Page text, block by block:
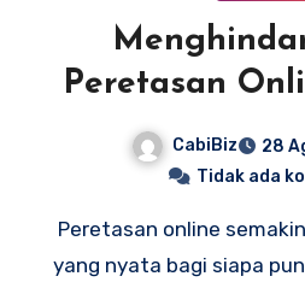
Peretasan
CabiBiz
28
Tidak ada
Peretasan online
yang nyata bagi siapa